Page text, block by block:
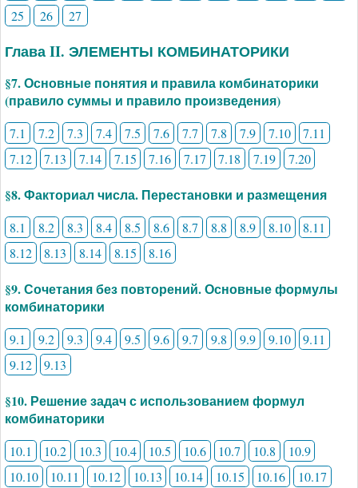
25
26 27
Глава II. ЭЛЕМЕНТЫ КОМБИНАТОРИКИ
§7. Основные понятия и правила комбинаторики
(правило суммы и правило произведения)
7.1 7.2 7.3 7.4 7.5 7.6 7.7 7.8 7.9 7.10
7.11
7.12
7.13 7.14 7.15 7.16 7.17 7.18 7.19 7.20
§8. Факториал числа. Перестановки и размещения
8.1 8.2 8.3 8.4 8.5 8.6 8.7 8.8 8.9 8.10
8.11
8.12
8.13 8.14 8.15 8.16
§9. Сочетания без повторений. Основные формулы
комбинаторики
9.1 9.2 9.3 9.4 9.5 9.6 9.7 9.8 9.9 9.10
9.11
9.12
9.13
§10. Решение задач с использованием формул
комбинаторики
10.1 10.2 10.3 10.4 10.5 10.6 10.7 10.8
10.9
10.10
10.11 10.12 10.13 10.14 10.15 10.16 10.17